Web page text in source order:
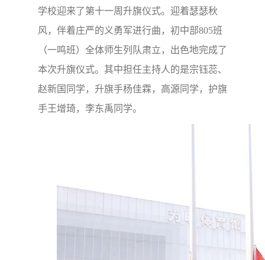
学校迎来了第十一周升旗仪式。迎着瑟瑟秋
风，伴着庄严的义勇军进行曲，初中部805班
（一鸣班）全体师生列队肃立，出色地完成了
本次升旗仪式。其中担任主持人的是宗钰蕊、
赵新国同学，升旗手杨佳霖，高源同学，护旗
手王增琦，李东禹同学。